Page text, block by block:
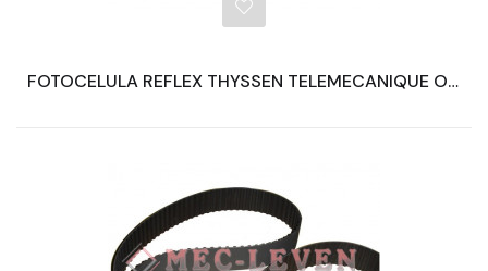
FOTOCELULA REFLEX THYSSEN TELEMECANIQUE OSIRIS